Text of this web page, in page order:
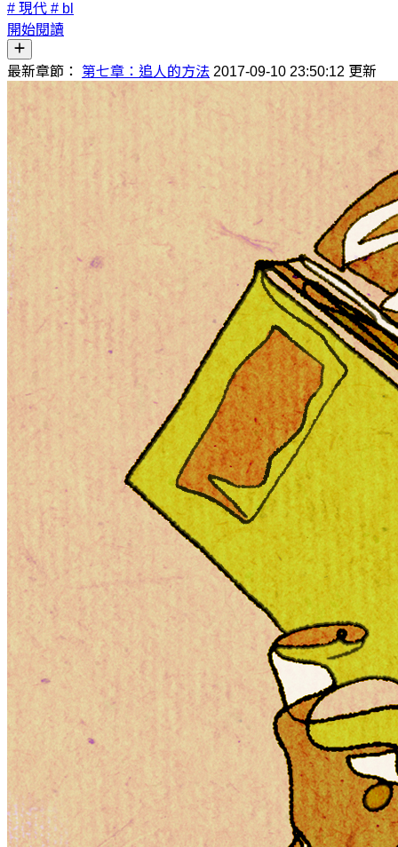
# 現代 # bl
開始閱讀
最新章節： 第七章：追人的方法 2017-09-10 23:50:12 更新